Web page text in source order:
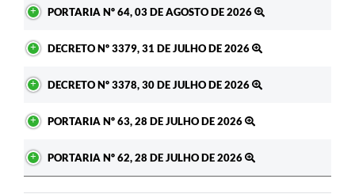
PORTARIA Nº 64, 03 DE AGOSTO DE 2026
DECRETO Nº 3379, 31 DE JULHO DE 2026
DECRETO Nº 3378, 30 DE JULHO DE 2026
PORTARIA Nº 63, 28 DE JULHO DE 2026
PORTARIA Nº 62, 28 DE JULHO DE 2026